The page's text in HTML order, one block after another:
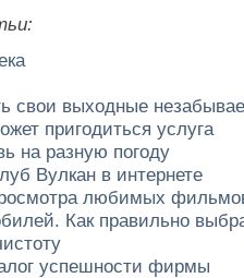
свои выходные
пригодиться услуга
на разную погоду
Вулкан в интернете
любимых
Как правильно
успешности фирмы